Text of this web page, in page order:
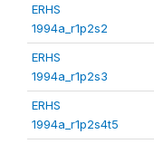
ERHS
1994a_r1p2s2
ERHS
1994a_r1p2s3
ERHS
1994a_r1p2s4t5